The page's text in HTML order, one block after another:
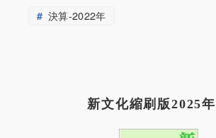
決算-2022年
新文化縮刷版2025